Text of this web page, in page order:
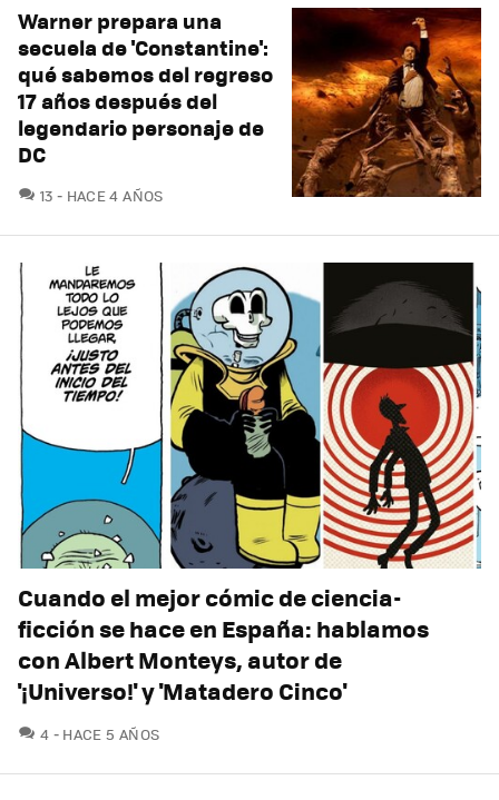
Warner prepara una
secuela de 'Constantine':
qué sabemos del regreso
17 años después del
legendario personaje de
DC
13 COMENTARIOS
HACE 4 AÑOS
Cuando el mejor cómic de ciencia-
ficción se hace en España: hablamos
con Albert Monteys, autor de
'¡Universo!' y 'Matadero Cinco'
4 COMENTARIOS
HACE 5 AÑOS